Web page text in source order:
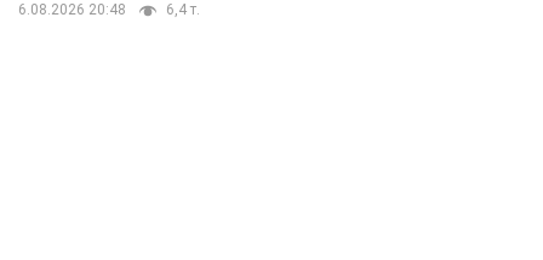
6.08.2026 20:48 6,4 т.